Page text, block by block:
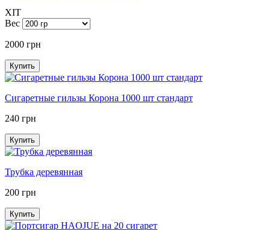
XIT
Вес
2000 грн
Купить
Сигаретные гильзы Корона 1000 шт стандарт
240 грн
Купить
Трубка деревянная
200 грн
Купить